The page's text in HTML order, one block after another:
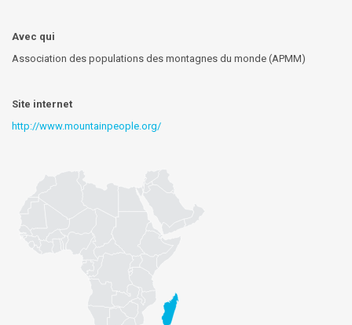
Avec qui
Association des populations des montagnes du monde (APMM)
Site internet
http://www.mountainpeople.org/